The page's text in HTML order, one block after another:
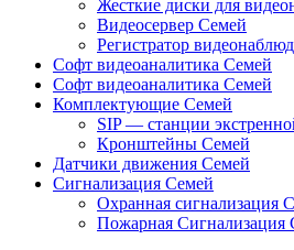
Жесткие диски для
Видеосервер Семей
Регистратор
Софт видеоаналитика Семей
Софт видеоаналитика Семей
Комплектующие Семей
SIP — станции
Кронштейны Семей
Датчики движения Семей
Сигнализация Семей
Охранная сигнализация
Пожарная Сигнализация